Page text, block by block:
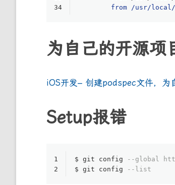
34
from /usr/
为自己的开源项
iOS开发– 创建podspec文件，为
Setup报错
1
2
$ git config
--global
$ git config --list